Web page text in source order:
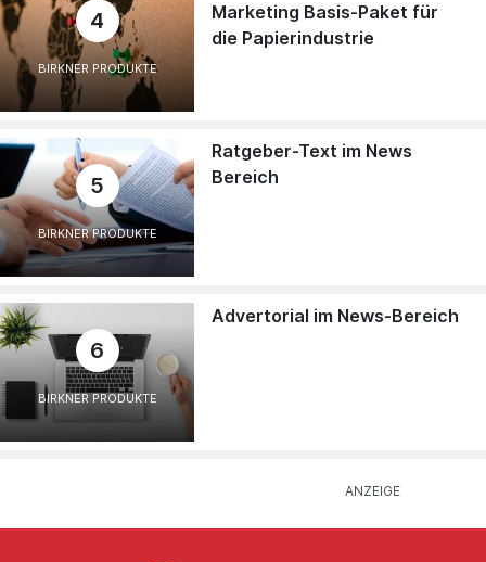
4
BIRKNER PRODUKTE
Marketing Basis-Paket für
die Papierindustrie
5
BIRKNER PRODUKTE
Ratgeber-Text im News
Bereich
6
BIRKNER PRODUKTE
Advertorial im News-Bereich